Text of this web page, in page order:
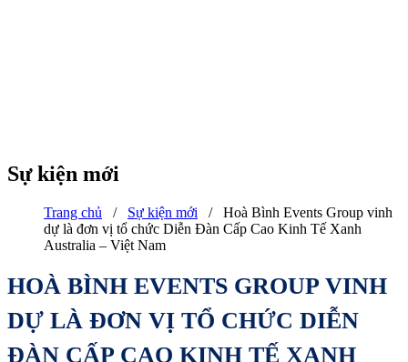
Sự kiện mới
Trang chủ / Sự kiện mới / Hoà Bình Events Group vinh
dự là đơn vị tổ chức Diễn Đàn Cấp Cao Kinh Tế Xanh
Australia – Việt Nam
HOÀ BÌNH EVENTS GROUP VINH
DỰ LÀ ĐƠN VỊ TỔ CHỨC DIỄN
ĐÀN CẤP CAO KINH TẾ XANH